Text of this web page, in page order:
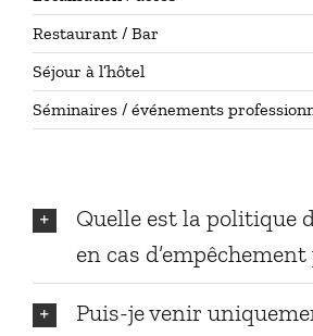
Restaurant / Bar
Séjour à l’hôtel
Séminaires / événements
Quelle est la politique
en cas
Puis-je venir